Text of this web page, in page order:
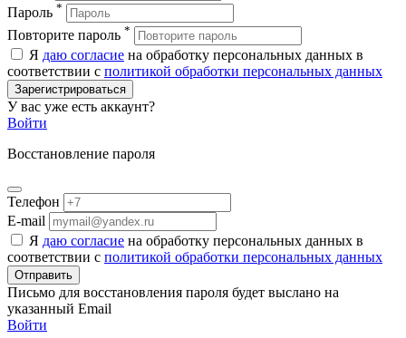
Пароль *
Повторите пароль *
Я даю согласие на обработку персональных данных в
соответствии с политикой обработки персональных данных
Зарегистрироваться
У вас уже есть аккаунт?
Войти
Восстановление пароля
Телефон
E-mail
Я даю согласие на обработку персональных данных в
соответствии с политикой обработки персональных данных
Отправить
Письмо для восстановления пароля будет выслано на
указанный Email
Войти